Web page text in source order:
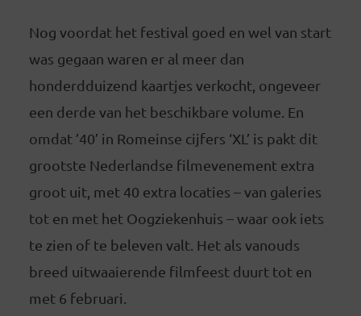
Nog voordat het festival goed en wel van start
was gegaan waren er al meer dan
honderdduizend kaartjes verkocht, ongeveer
een derde van het beschikbare volume. En
omdat ’40’ in Romeinse cijfers ‘XL’ is pakt dit
grootste Nederlandse filmevenement extra
groot uit, met 40 extra locaties – van galeries
tot en met het Oogziekenhuis – waar ook iets
te zien of te beleven valt. Het als vanouds
breed uitwaaierende filmfeest duurt tot en
met 6 februari.